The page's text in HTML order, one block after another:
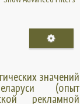
значений
(опыт
рекламной